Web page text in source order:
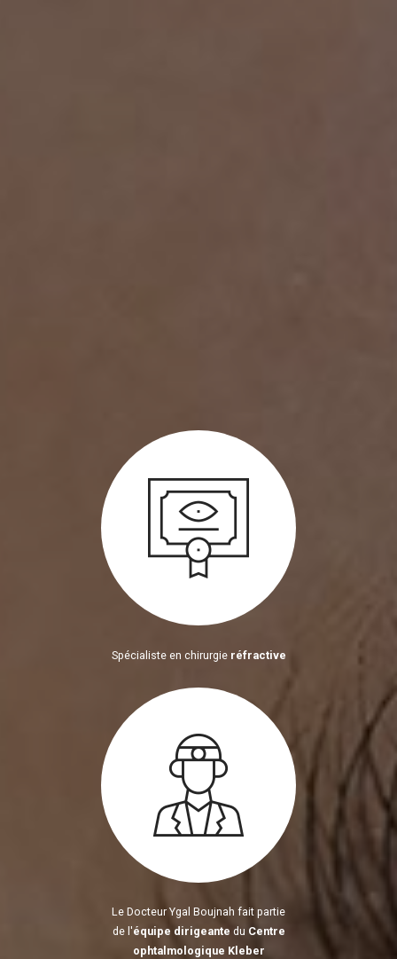
Spécialiste en chirurgie réfractive
Le Docteur Ygal Boujnah fait partie
de l'équipe dirigeante du Centre
ophtalmologique Kleber